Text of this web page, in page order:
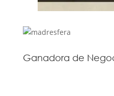
Ganadora de